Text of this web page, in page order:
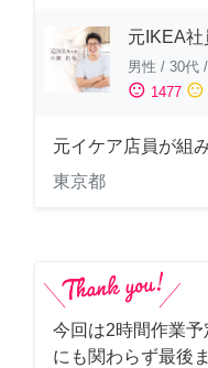
元IKEA
男性 / 30代 /
sentiment_satisfied 1477 sentiment_neutral
元イケア店員が組
東京都
今回は2時間作業
にも関わらず最後